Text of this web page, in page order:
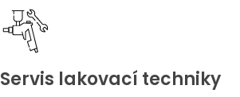
Servis lakovací techniky